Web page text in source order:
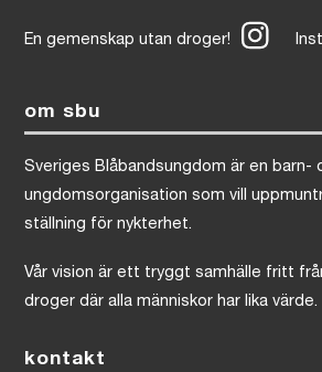
En gemenskap utan droger!
om sbu
Sveriges Blåbandsungdom är en barn-
ungdomsorganisation som vill
ställning för nykterhet.
Vår vision är ett tryggt samhälle fritt
droger där alla människor har lika värde.
kontakt